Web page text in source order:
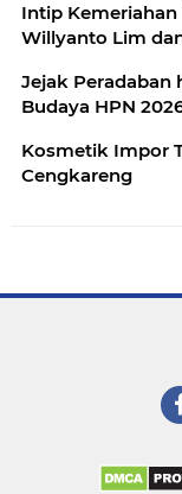
Intip Kemeriahan
Willyanto Lim
Jejak Peradaban
Budaya HPN
Kosmetik Impor
Cengkareng